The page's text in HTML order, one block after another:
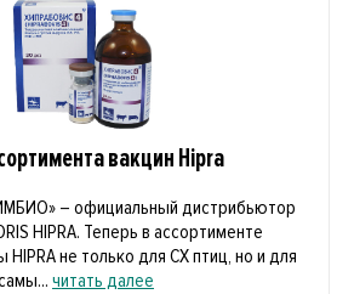
вакцин Hipra
– официальный дистрибьютор
HIPRA. Теперь в ассортименте
не только для СХ птиц, но и для
читать далее